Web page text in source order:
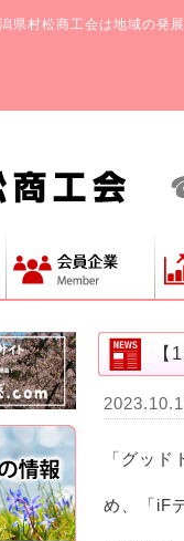
県村松商工会は地域の発
「グッ
め、「iF